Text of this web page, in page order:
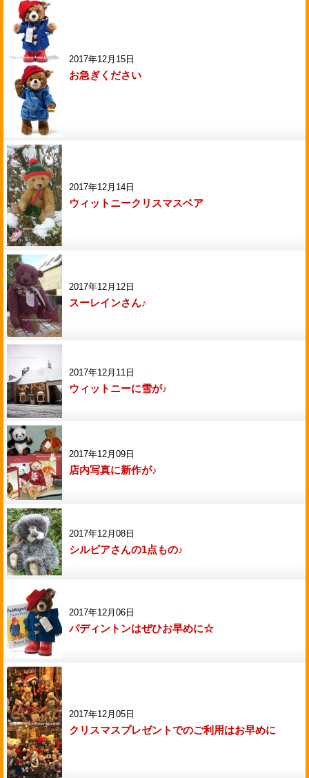
2017年12月15日
お急ぎください
2017年12月14日
ウィットニークリスマスベア
2017年12月12日
スーレインさん♪
2017年12月11日
ウィットニーに雪が♪
2017年12月09日
店内写真に新作が♪
2017年12月08日
シルビアさんの1点もの♪
2017年12月06日
パディントンはぜひお早めに☆
2017年12月05日
クリスマスプレゼントでのご利用はお早めに